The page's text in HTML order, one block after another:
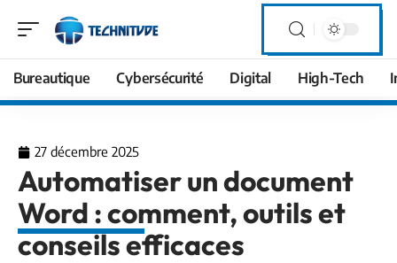
Bureautique Cybersécurité Digital High-Tech
27 décembre 2025
Automatiser un document
Word : comment, outils et
conseils efficaces